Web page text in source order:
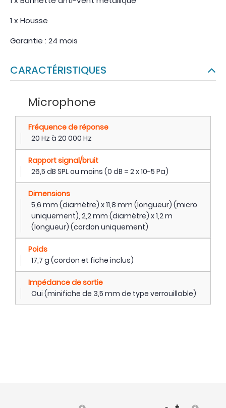
1 x Housse
Garantie : 24 mois
CARACTÉRISTIQUES
Microphone
Fréquence de réponse
20 Hz à 20 000 Hz
Rapport signal/bruit
26,5 dB SPL ou moins (0 dB = 2 x 10-5 Pa)
Dimensions
5,6 mm (diamètre) x 11,8 mm (longueur) (micro
uniquement), 2,2 mm (diamètre) x 1,2 m
(longueur) (cordon uniquement)
Poids
17,7 g (cordon et fiche inclus)
Impédance de sortie
Oui (minifiche de 3,5 mm de type verrouillable)